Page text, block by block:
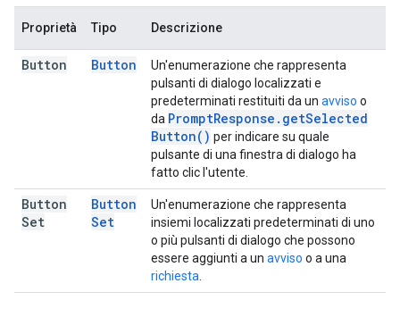
Proprietà Tipo Descrizione
Button Button
Un'enumerazione che rappresenta
pulsanti di dialogo localizzati e
predeterminati restituiti da un avviso o
da PromptResponse . getSelected
Button( ) per indicare su quale
pulsante di una finestra di dialogo ha
fatto clic l'utente.
Button
Set
Button
Set
Un'enumerazione che rappresenta
insiemi localizzati predeterminati di uno
o più pulsanti di dialogo che possono
essere aggiunti a un avviso o a una
richiesta